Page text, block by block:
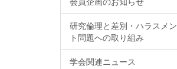
研究倫理と差別・ハラスメン
ト問題への取り組み
学会関連ニュース